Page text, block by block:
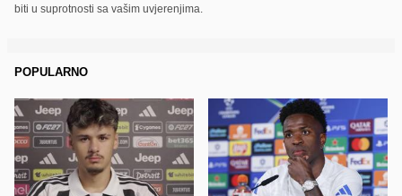
biti u suprotnosti sa vašim uvjerenjima.
POPULARNO